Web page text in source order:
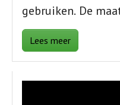
gebruiken. De
Lees meer